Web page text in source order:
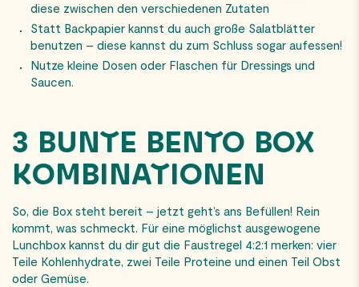
diese zwischen den verschiedenen Zutaten
Statt Backpapier kannst du auch große Salatblätter
benutzen – diese kannst du zum Schluss sogar aufessen!
Nutze kleine Dosen oder Flaschen für Dressings und
Saucen.
3 BUNTE BENTO BOX
KOMBINATIONEN
So, die Box steht bereit – jetzt geht’s ans Befüllen! Rein
kommt, was schmeckt. Für eine möglichst ausgewogene
Lunchbox kannst du dir gut die Faustregel 4:2:1 merken: vier
Teile Kohlenhydrate, zwei Teile Proteine und einen Teil Obst
oder Gemüse.